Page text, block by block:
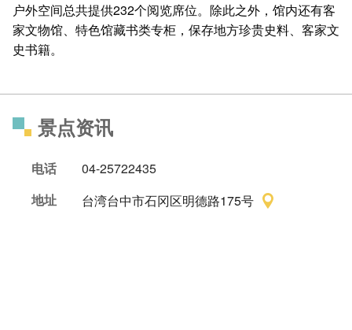
户外空间总共提供232个阅览席位。除此之外，馆内还有客
家文物馆、特色馆藏书类专柜，保存地方珍贵史料、客家文
史书籍。
景点资讯
电话
04-25722435
地址
台湾台中市石冈区明德路175号